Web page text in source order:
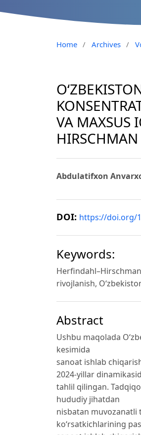
Home / Archives /
VA MAXSUS
Abdulatifxon
DOI: https://doi.org/
Keywords:
rivojlanish,
Abstract
Ushbu maqolada
kesimida
sanoat ishlab
2024-yillar
tahlil qilingan.
hududiy jihatdan
nisbatan muvozanatli
koʻrsatkichlarining